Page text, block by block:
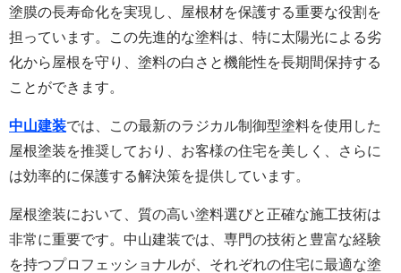
塗膜の長寿命化を実現し、屋根材を保護する重要な役割を
担っています。この先進的な塗料は、特に太陽光による劣
化から屋根を守り、塗料の白さと機能性を長期間保持する
ことができます。
中山建装では、この最新のラジカル制御型塗料を使用した
屋根塗装を推奨しており、お客様の住宅を美しく、さらに
は効率的に保護する解決策を提供しています。
屋根塗装において、質の高い塗料選びと正確な施工技術は
非常に重要です。中山建装では、専門の技術と豊富な経験
を持つプロフェッショナルが、それぞれの住宅に最適な塗